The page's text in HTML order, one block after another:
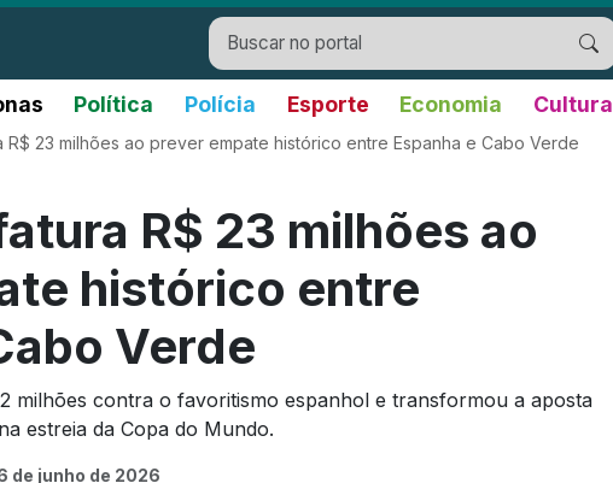
Política Polícia Esporte Economia Cultura
R$ 23 milhões ao prever empate histórico entre Espanha e Cabo Verde
R$ 23 milhões ao
histórico entre
Verde
milhões contra o favoritismo espanhol e transformou a aposta
estreia da Copa do Mundo.
de junho de 2026